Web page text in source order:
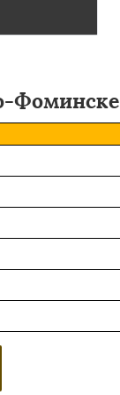
Фоминске